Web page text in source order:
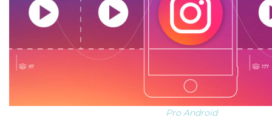
Pro Android